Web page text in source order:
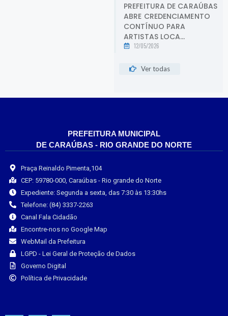
PREFEITURA DE CARAÚBAS
ABRE CREDENCIAMENTO
CONTÍNUO PARA
ARTISTAS LOCA...
12/05/2026
Ver todas
PREFEITURA MUNICIPAL
DE CARAÚBAS - RIO GRANDE DO NORTE
Praça Reinaldo Pimenta,104
CEP: 59780-000, Caraúbas - Rio grande do Norte
Expediente: Segunda a sexta, das 7:30 às 13:30hs
Telefone: (84) 3337-2263
Canal Fala Cidadão
Encontre-nos no Google Map
WebMail da Prefeitura
LGPD - Lei Geral de Proteção de Dados
Governo Digital
Política de Privacidade